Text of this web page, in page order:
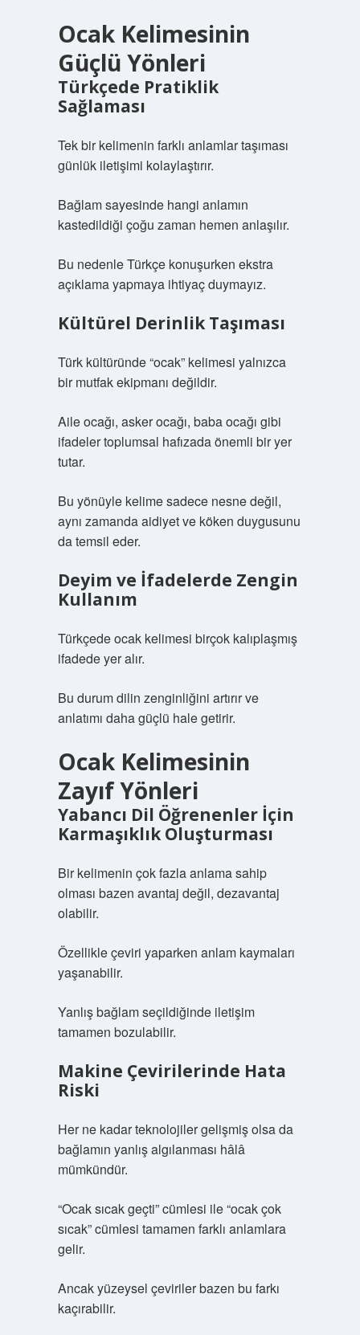
Ocak Kelimesinin
Güçlü Yönleri
Türkçede Pratiklik
Sağlaması
Tek bir kelimenin farklı anlamlar taşıması
günlük iletişimi kolaylaştırır.
Bağlam sayesinde hangi anlamın
kastedildiği çoğu zaman hemen anlaşılır.
Bu nedenle Türkçe konuşurken ekstra
açıklama yapmaya ihtiyaç duymayız.
Kültürel Derinlik Taşıması
Türk kültüründe “ocak” kelimesi yalnızca
bir mutfak ekipmanı değildir.
Aile ocağı, asker ocağı, baba ocağı gibi
ifadeler toplumsal hafızada önemli bir yer
tutar.
Bu yönüyle kelime sadece nesne değil,
aynı zamanda aidiyet ve köken duygusunu
da temsil eder.
Deyim ve İfadelerde Zengin
Kullanım
Türkçede ocak kelimesi birçok kalıplaşmış
ifadede yer alır.
Bu durum dilin zenginliğini artırır ve
anlatımı daha güçlü hale getirir.
Ocak Kelimesinin
Zayıf Yönleri
Yabancı Dil Öğrenenler İçin
Karmaşıklık Oluşturması
Bir kelimenin çok fazla anlama sahip
olması bazen avantaj değil, dezavantaj
olabilir.
Özellikle çeviri yaparken anlam kaymaları
yaşanabilir.
Yanlış bağlam seçildiğinde iletişim
tamamen bozulabilir.
Makine Çevirilerinde Hata
Riski
Her ne kadar teknolojiler gelişmiş olsa da
bağlamın yanlış algılanması hâlâ
mümkündür.
“Ocak sıcak geçti” cümlesi ile “ocak çok
sıcak” cümlesi tamamen farklı anlamlara
gelir.
Ancak yüzeysel çeviriler bazen bu farkı
kaçırabilir.